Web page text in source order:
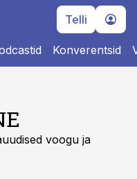
Telli
Konverentsid
voogu ja